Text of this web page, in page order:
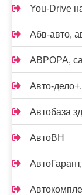
You-Drive
Абв-авто,
АВРОРА,
Авто-
Автобаза
АвтоВН